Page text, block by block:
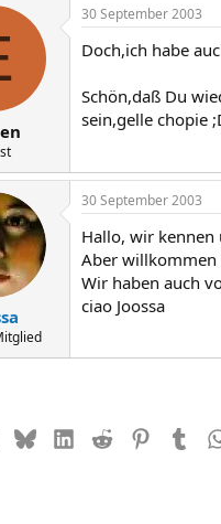
30 September 2003
Doch,ich habe
Schön,daß Du
sein,gelle chopie
30 September 2003
Hallo, wir kennen
Aber willkommen
Wir haben auch
ciao Joossa
X (Twitter)
BlueskyLinkedIn
Reddit Pinterest